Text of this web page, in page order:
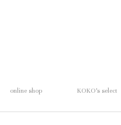
online shop KOKO's select